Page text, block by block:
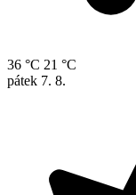
36 °C 21 °C
pátek 7. 8.